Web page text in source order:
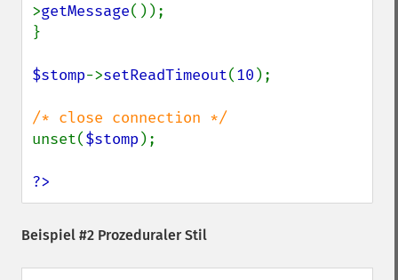
>getMessage());
}
$stomp->setReadTimeout(10 );
unset($stomp );
?>
Beispiel #2 Prozeduraler Stil